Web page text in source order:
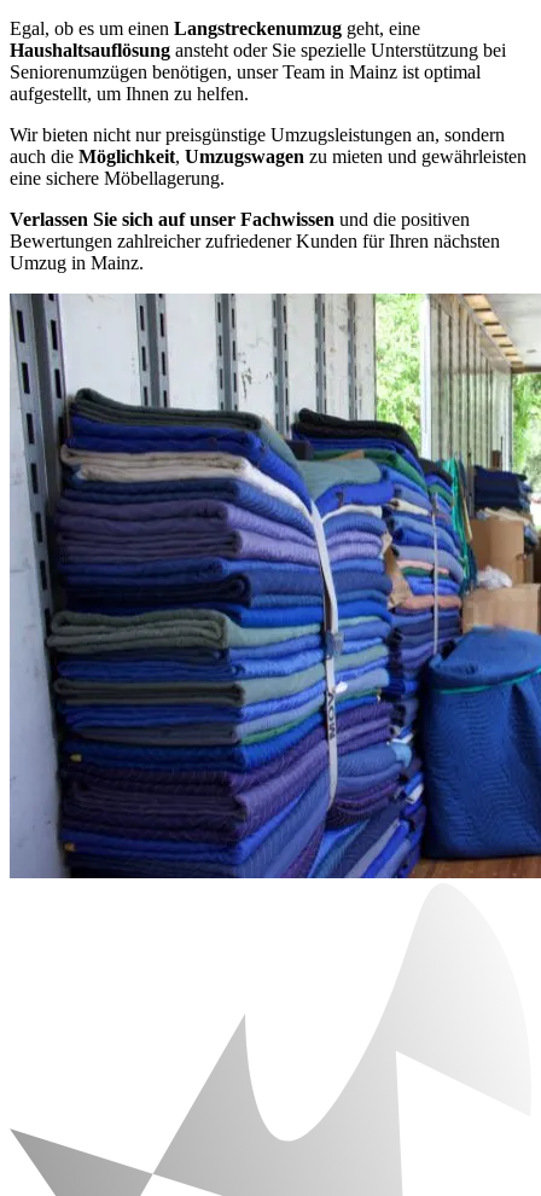
Egal, ob es um einen Langstreckenumzug geht, eine
Haushaltsauflösung ansteht oder Sie spezielle Unterstützung bei
Seniorenumzügen benötigen, unser Team in Mainz ist optimal
aufgestellt, um Ihnen zu helfen.
Wir bieten nicht nur preisgünstige Umzugsleistungen an, sondern
auch die Möglichkeit, Umzugswagen zu mieten und gewährleisten
eine sichere Möbellagerung.
Verlassen Sie sich auf unser Fachwissen und die positiven
Bewertungen zahlreicher zufriedener Kunden für Ihren nächsten
Umzug in Mainz.